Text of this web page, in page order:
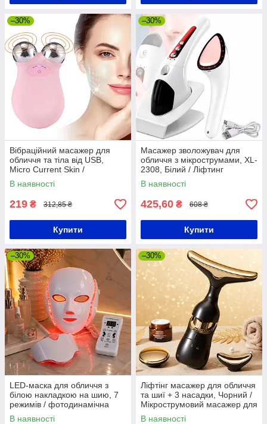
–30%
Вібраційний масажер для
обличчя та тіла від USB,
Micro Current Skin /
Мікрострумовий масажер для
ліфтингу обличчя
В наявності
219 ₴ 312,85 ₴
Купити
–30%
Масажер зволожувач для
обличчя з мікрострумами, XL-
2308, Білий / Ліфтинг
масажер для обличчя /
Розпарювач для видалення
В наявності
425,60 ₴ 608 ₴
Купити
–30%
LED-маска для обличчя з
білою накладкою на шию, 7
режимів / фотодинамічна
терапія / мікротокова терапія
В наявності
–30%
Ліфтінг масажер для обличчя
та шиї + 3 насадки, Чорний /
Мікрострумовий масажер для
обличчя / Масажер для очей
В наявності